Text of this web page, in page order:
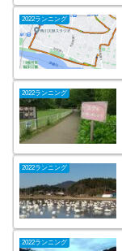
2022ランニング
2022ランニング
2022ランニング
2022ランニング